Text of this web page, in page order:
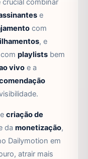
crucial combinar
e
com
, e
com playlists bem
vivo e a
criação de
da monetização,
Dailymotion em
atrair mais